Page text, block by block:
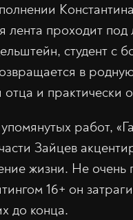
лента проходит
студент с
в
и практически
работ,
Зайцев
жизни. Не
16+ он
до конца.